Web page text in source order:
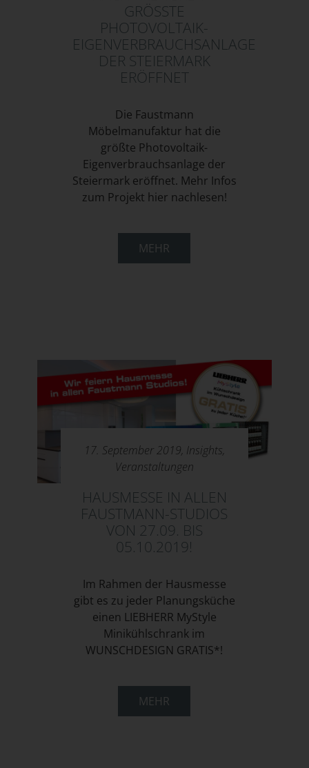
GRÖSSTE P
HOTOVOLTAIK-E
IGENVERBRAUCHSANLAGE D
ER STEIERMARK E
RÖFFNET
Die Faustmann
Möbelmanufaktur hat die
größte Photovoltaik-
Eigenverbrauchsanlage der
Steiermark eröffnet. Mehr Infos
zum Projekt hier nachlesen!
MEHR
17. September 2019, Insights,
Veranstaltungen
HAUSMESSE IN ALLEN
FAUSTMANN-STUDIOS
VON 27.09. BIS
05.10.2019!
Im Rahmen der Hausmesse
gibt es zu jeder Planungsküche
einen LIEBHERR MyStyle
Minikühlschrank im
WUNSCHDESIGN GRATIS*!
MEHR